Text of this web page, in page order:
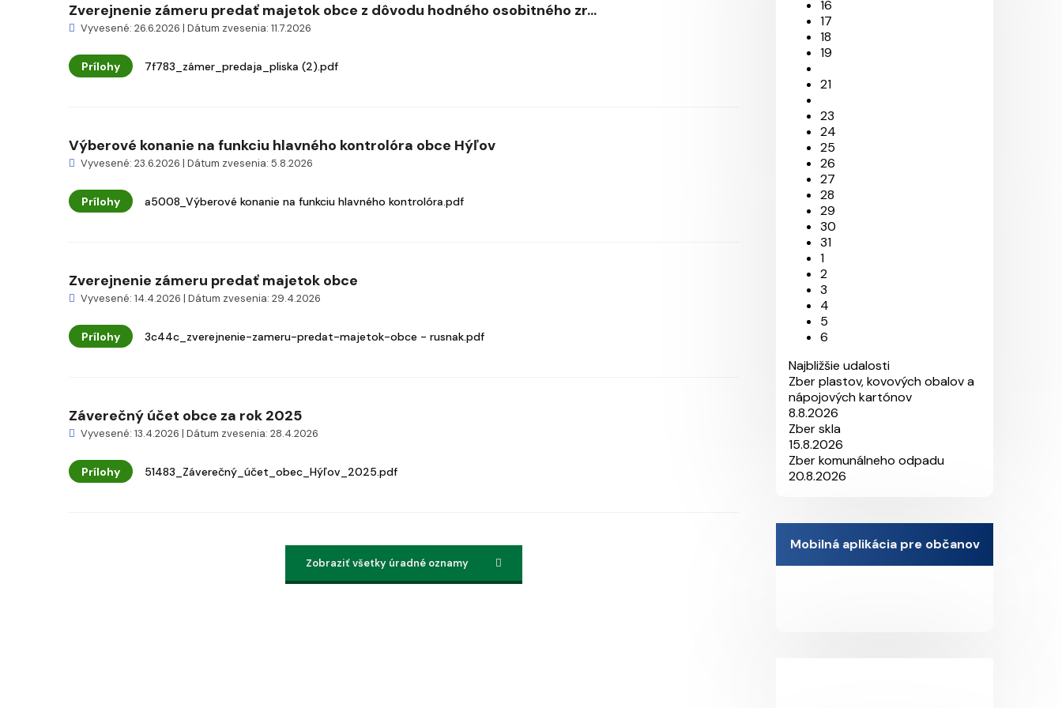
Zverejnenie zámeru predať majetok obce z dôvodu hodného osobitného zr...
Vyvesené: 26.6.2026 | Dátum zvesenia: 11.7.2026
Prílohy 7f783_zámer_predaja_pliska (2).pdf
Výberové konanie na funkciu hlavného kontrolóra obce Hýľov
Vyvesené: 23.6.2026 | Dátum zvesenia: 5.8.2026
Prílohy a5008_Výberové konanie na funkciu hlavného kontrolóra.pdf
Zverejnenie zámeru predať majetok obce
Vyvesené: 14.4.2026 | Dátum zvesenia: 29.4.2026
Prílohy 3c44c_zverejnenie-zameru-predat-majetok-obce - rusnak.pdf
Záverečný účet obce za rok 2025
Vyvesené: 13.4.2026 | Dátum zvesenia: 28.4.2026
Prílohy 51483_Záverečný_účet_obec_Hýľov_2025.pdf
Zobraziť všetky úradné oznamy
16
17
18
19
21
23
24
25
26
27
28
29
30
31
1
2
3
4
5
6
Najbližšie udalosti
Zber plastov, kovových obalov a
nápojových kartónov
8.8.2026
Zber skla
15.8.2026
Zber komunálneho odpadu
20.8.2026
Mobilná aplikácia pre občanov